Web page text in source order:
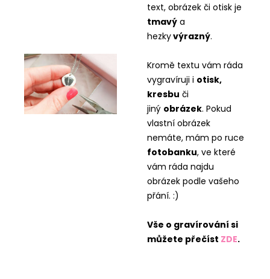
text, obrázek či otisk je
tmavý a
hezkyvýrazný.
Kromě textu vám ráda
vygravíruji i otisk,
kresbu či
jiný obrázek. Pokud
vlastní obrázek
nemáte, mám po ruce
fotobanku, ve které
vám ráda najdu
obrázek podle vašeho
přání. :)
Vše o gravírování si
můžete přečíst ZDE.